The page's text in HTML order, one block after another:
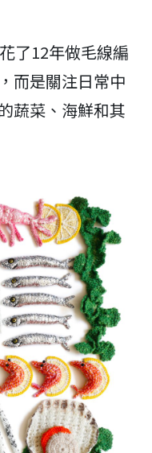
了12年做毛線編
而是關注日常中
蔬菜、海鮮和其